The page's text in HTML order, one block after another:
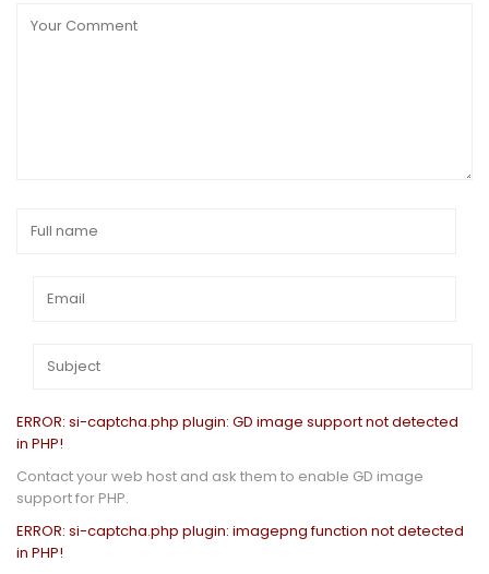
ERROR: si-captcha.php plugin: GD image support not detected
in PHP!
Contact your web host and ask them to enable GD image
support for PHP.
ERROR: si-captcha.php plugin: imagepng function not detected
in PHP!